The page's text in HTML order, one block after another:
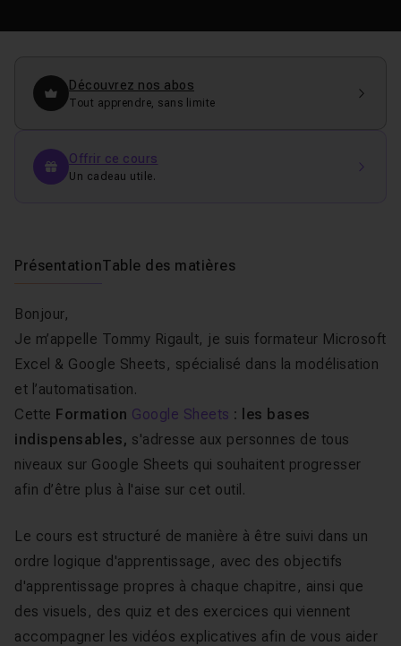
Découvrez nos abos
Tout apprendre, sans limite
Offrir ce cours
Un cadeau utile.
PrésentationTable des matières
Bonjour,
Je m’appelle Tommy Rigault, je suis formateur Microsoft
Excel & Google Sheets, spécialisé dans la modélisation
et l’automatisation.
Cette Formation Google Sheets : les bases
indispensables, s'adresse aux personnes de tous
niveaux sur Google Sheets qui souhaitent progresser
afin d’être plus à l'aise sur cet outil.
Le cours est structuré de manière à être suivi dans un
ordre logique d'apprentissage, avec des objectifs
d'apprentissage propres à chaque chapitre, ainsi que
des visuels, des quiz et des exercices qui viennent
accompagner les vidéos explicatives afin de vous aider